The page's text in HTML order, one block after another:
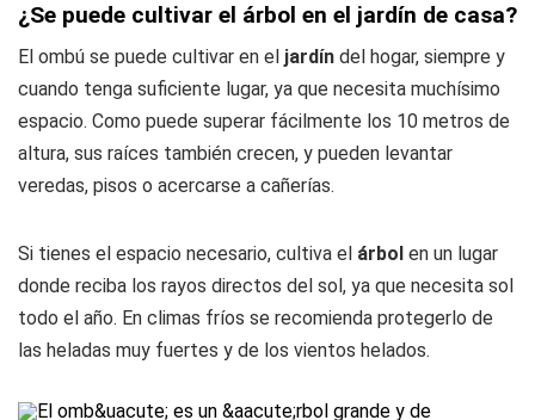
¿Se puede cultivar el árbol en el jardín de casa?
El ombú se puede cultivar en el jardín del hogar, siempre y
cuando tenga suficiente lugar, ya que necesita muchísimo
espacio. Como puede superar fácilmente los 10 metros de
altura, sus raíces también crecen, y pueden levantar
veredas, pisos o acercarse a cañerías.
Si tienes el espacio necesario, cultiva el árbol en un lugar
donde reciba los rayos directos del sol, ya que necesita sol
todo el año. En climas fríos se recomienda protegerlo de
las heladas muy fuertes y de los vientos helados.